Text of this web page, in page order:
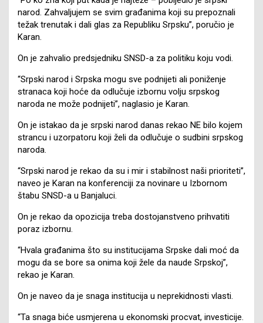
narod. Zahvaljujem se svim građanima koji su prepoznali
težak trenutak i dali glas za Republiku Srpsku”, poručio je
Karan.
On je zahvalio predsjedniku SNSD-a za politiku koju vodi.
“Srpski narod i Srpska mogu sve podnijeti ali poniženje
stranaca koji hoće da odlučuje izbornu volju srpskog
naroda ne može podnijeti”, naglasio je Karan.
On je istakao da je srpski narod danas rekao NE bilo kojem
strancu i uzorpatoru koji želi da odlučuje o sudbini srpskog
naroda.
“Srpski narod je rekao da su i mir i stabilnost naši prioriteti”,
naveo je Karan na konferenciji za novinare u Izbornom
štabu SNSD-a u Banjaluci.
On je rekao da opozicija treba dostojanstveno prihvatiti
poraz izbornu.
“Hvala građanima što su institucijama Srpske dali moć da
mogu da se bore sa onima koji žele da naude Srpskoj”,
rekao je Karan.
On je naveo da je snaga institucija u neprekidnosti vlasti.
“Ta snaga biće usmjerena u ekonomski procvat, investicije.